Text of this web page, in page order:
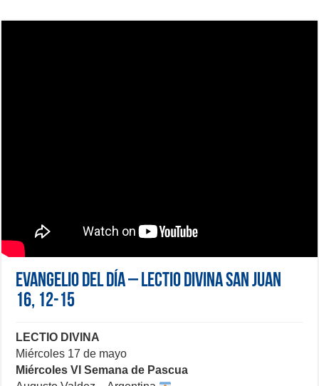
Evangelio del día – Lectio Divina San Juan
16, 12-15
LECTIO DIVINA
Miércoles 17 de mayo
Miércoles VI Semana de Pascua